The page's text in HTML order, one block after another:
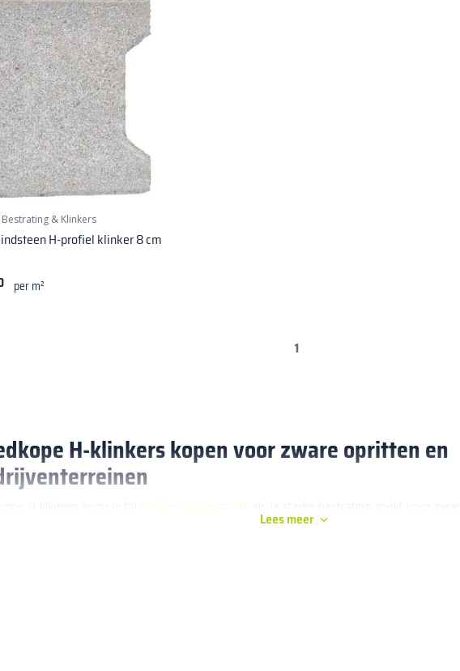
Bestrating & Klinkers
H-profiel klinker 8 cm
per m²
1
H-klinkers kopen voor zware opritten en
Sierbestratingsmarkt
en bedrijventerreinen. Hier vind je stevige H-klinkers in verschillende kleuren en
Lees meer